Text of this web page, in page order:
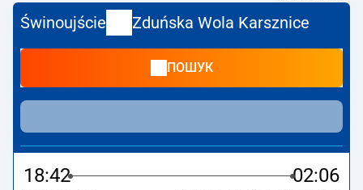
Останній потяг до Zduńska Wola Karsznice вирушає о
21:33. Найшвидший маршрут пропонує потяг без
пересадокPODHALANIN . Подорож цим потягом триває
Świnoujście–Zduńska Wola Karsznice
курсують також інші потяги:TLK— пропонують нижчу
ціну квитка і зазвичай довший час подорожі. Потяг
завершує маршрут на станції Zduńska Wola Karsznice.
Świnoujście Zduńska Wola Karsznice
ПОШУК
18:42 02:06